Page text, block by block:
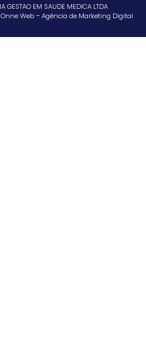
EM SAUDE MEDICA LTDA
Onne Web – Agência de Marketing Digital